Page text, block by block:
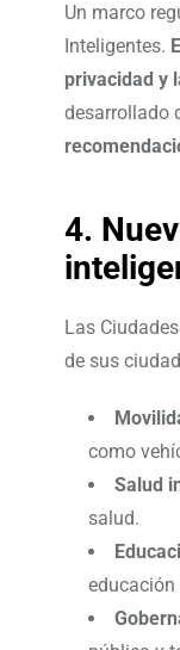
Un marco
Inteligentes.
privacidad y
desarrollado
4.
Las
de sus
como
Salud
salud.